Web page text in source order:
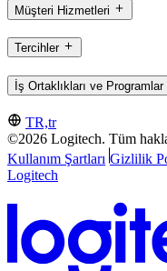
Müşteri Hizmetleri
Tercihler
İş Ortaklıkları ve Programlar
TR,tr
©2026 Logitech. Tüm
Kullanım Şartları Gizlilik
Logitech